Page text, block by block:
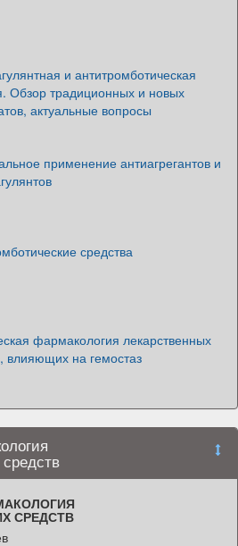
и антитромботическая
Обзор традиционных и новых
актуальные вопросы
применение антиагрегантов и
средства
фармакология лекарственных
влияющих на гемостаз
СРЕДСТВ